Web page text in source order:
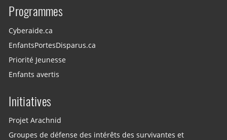
Programmes
Cyberaide.ca
EnfantsPortesDisparus.ca
Priorité Jeunesse
Enfants avertis
Initiatives
Projet Arachnid
Groupes de défense des intérêts des survivantes et